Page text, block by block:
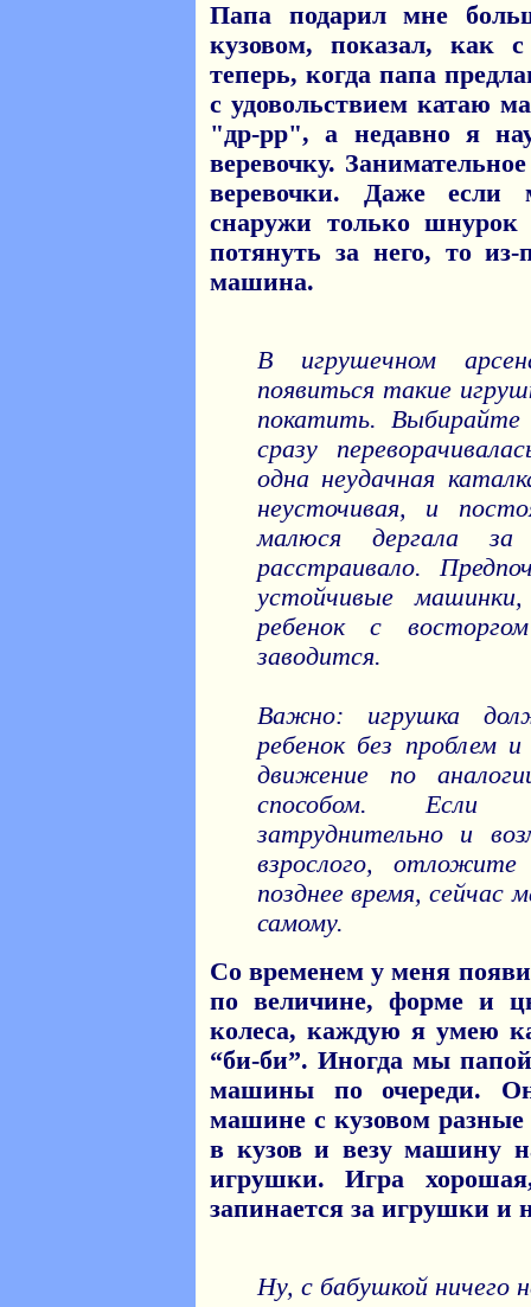
Папа подарил мне
кузовом, показал, как
теперь, когда папа
с удовольствием катаю
"др-рр", а недавно я
веревочку.
веревочки. Даже
снаружи только
потянуть за него, то
машина.
В игрушечном
появиться такие
покатить.
сразу
одна неудачная
неусточивая, и
малюся дергала за
расстраивало.
устойчивые
ребенок с
заводится.
Важно: игрушка
ребенок без проблем
движение по
способом. Если
затруднительно и
взрослого,
позднее время, сейчас
самому.
Со временем у меня
по величине, форме и
колеса, каждую я умею
“би-би”. Иногда мы
машины по очереди.
машине с кузовом
в кузов и везу машину
игрушки. Игра
запинается за игрушки и
Ну, с бабушкой ничего